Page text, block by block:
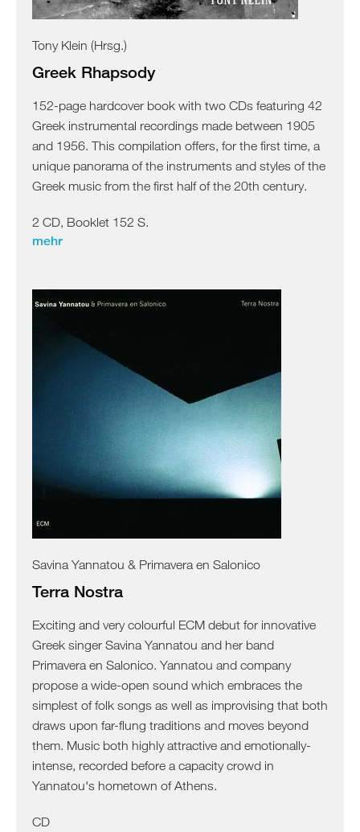
Tony Klein (Hrsg.)
Greek Rhapsody
152-page hardcover book with two CDs featuring 42
Greek instrumental recordings made between 1905
and 1956. This compilation offers, for the first time, a
unique panorama of the instruments and styles of the
Greek music from the first half of the 20th century.
2 CD, Booklet 152 S.
mehr
Savina Yannatou & Primavera en Salonico
Terra Nostra
Exciting and very colourful ECM debut for innovative
Greek singer Savina Yannatou and her band
Primavera en Salonico. Yannatou and company
propose a wide-open sound which embraces the
simplest of folk songs as well as improvising that both
draws upon far-flung traditions and moves beyond
them. Music both highly attractive and emotionally-
intense, recorded before a capacity crowd in
Yannatou's hometown of Athens.
CD